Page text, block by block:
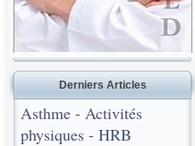
Derniers Articles
Asthme - Activités
physiques - HRB